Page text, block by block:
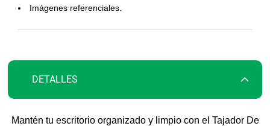
galeríaImágenes referenciales.
DETALLES
Mantén tu escritorio organizado y limpio con el Tajador De